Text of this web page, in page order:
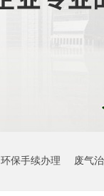
环保手续办理 废气